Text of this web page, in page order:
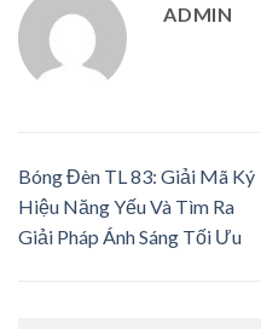
ADMIN
Bóng Đèn TL 83: Giải Mã Ký
Hiệu Năng Yếu Và Tìm Ra
Giải Pháp Ánh Sáng Tối Ưu